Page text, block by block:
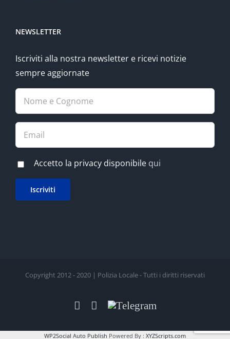
NEWSLETTER
Iscriviti alla nostra newsletter e ricevi notizie
sempre aggiornate
Accetto la privacy disponibile qui
Copyright 2012 - 2020 | Polizia Locale - Tutti i diritti riservati
Facebook
LinkedIn
Telegram
WP2Social Auto Publish Powered By : XYZScripts.com